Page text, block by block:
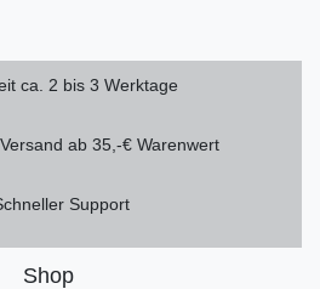
ca. 2 bis 3 Werktage
ab 35,-€ Warenwert
Support
Shop